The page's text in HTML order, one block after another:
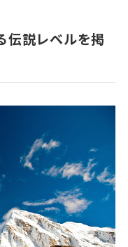
伝説レベルを掲